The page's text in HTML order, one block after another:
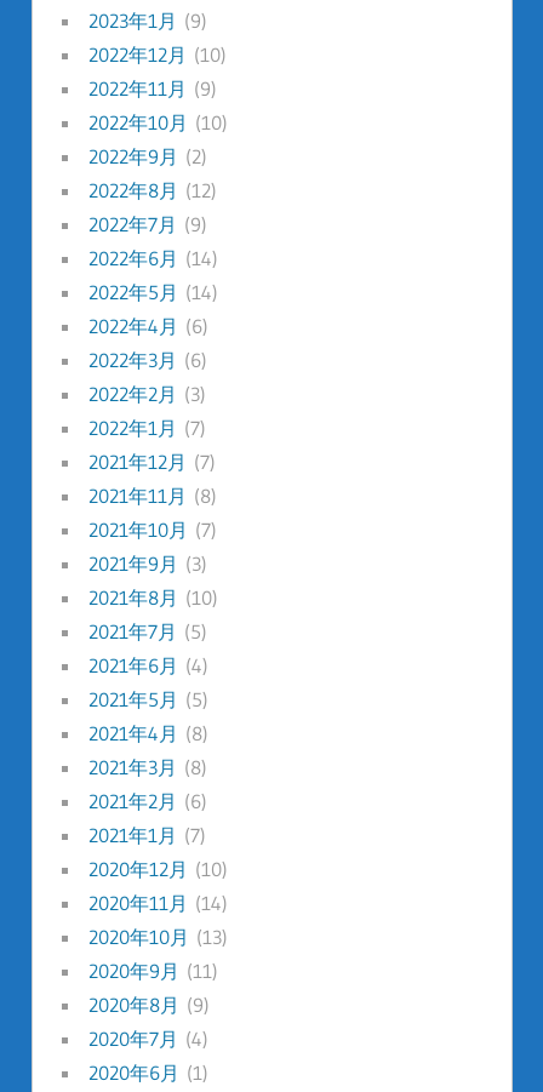
2023年1月 (9)
2022年12月 (10)
2022年11月 (9)
2022年10月 (10)
2022年9月 (2)
2022年8月 (12)
2022年7月 (9)
2022年6月 (14)
2022年5月 (14)
2022年4月 (6)
2022年3月 (6)
2022年2月 (3)
2022年1月 (7)
2021年12月 (7)
2021年11月 (8)
2021年10月 (7)
2021年9月 (3)
2021年8月 (10)
2021年7月 (5)
2021年6月 (4)
2021年5月 (5)
2021年4月 (8)
2021年3月 (8)
2021年2月 (6)
2021年1月 (7)
2020年12月 (10)
2020年11月 (14)
2020年10月 (13)
2020年9月 (11)
2020年8月 (9)
2020年7月 (4)
2020年6月 (1)